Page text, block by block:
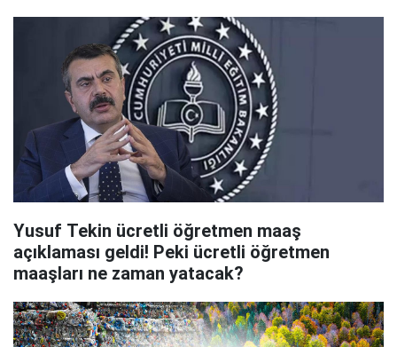
Yusuf Tekin ücretli öğretmen maaş
açıklaması geldi! Peki ücretli öğretmen
maaşları ne zaman yatacak?